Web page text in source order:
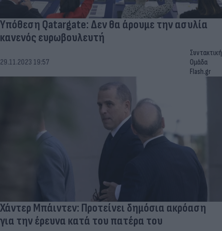
Υπόθεση Qatargate: Δεν θα άρουμε την ασυλία
κανενός ευρωβουλευτή
29.11.2023 19:57
Συντακτική
Ομάδα
Flash.gr
Χάντερ Μπάιντεν: Προτείνει δημόσια ακρόαση
για την έρευνα κατά του πατέρα του